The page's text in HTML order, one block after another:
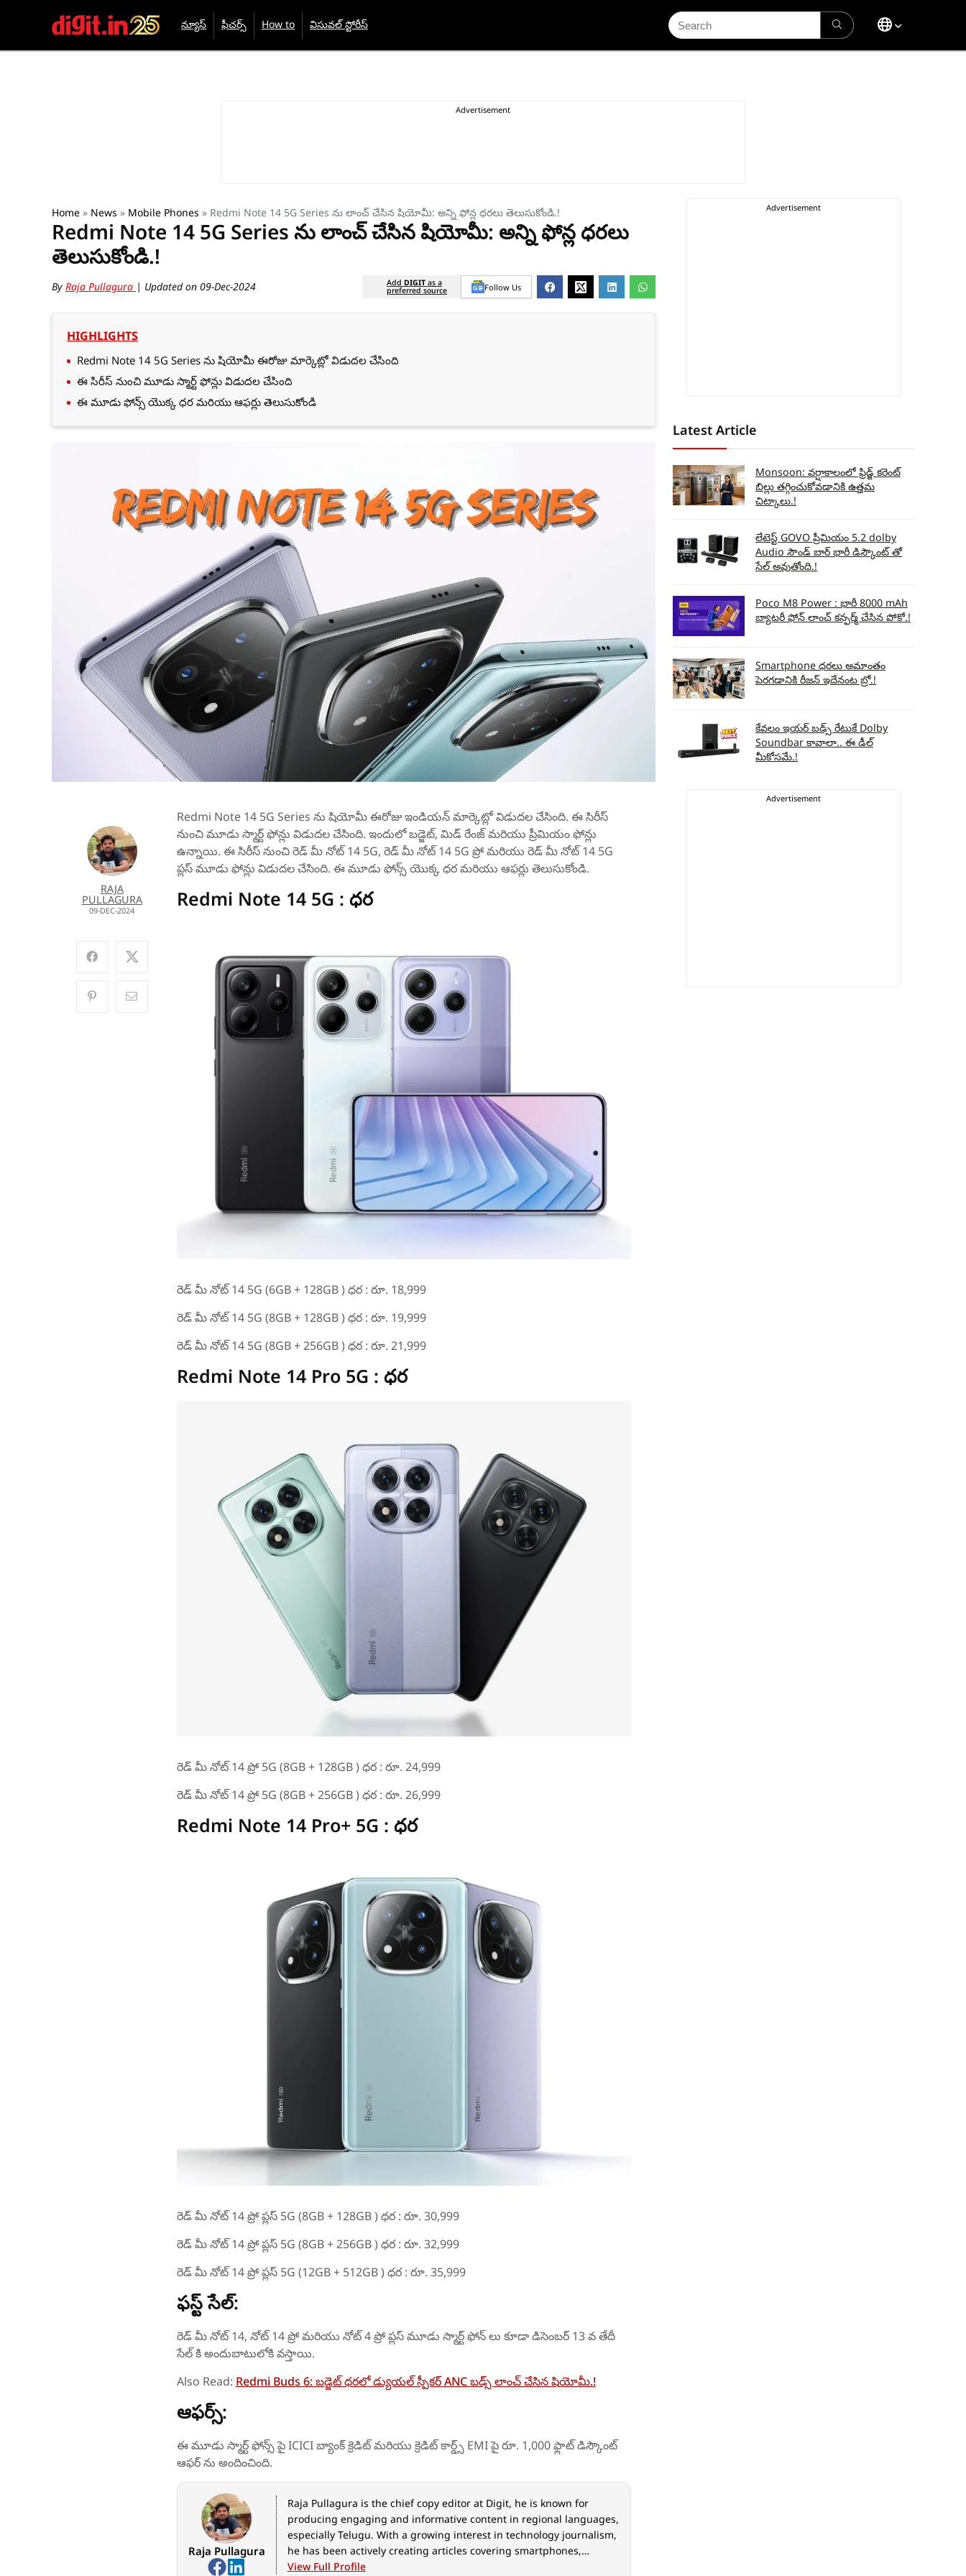
న్యూస్ ఫీచర్స్ How to విసువల్ స్టోరీస్
Search
for:
Home » News » Mobile Phones » Redmi Note 14 5G Series ను లాంచ్ చేసిన షియోమీ: అన్ని ఫోన్ల ధరలు తెలుసుకోండి.!
Redmi Note 14 5G Series ను లాంచ్ చేసిన షియోమీ: అన్ని ఫోన్ల ధరలు
తెలుసుకోండి.!
By Raja Pullagura | Updated on 09-Dec-2024 Add DIGIT as a
preferred source Follow Us
HIGHLIGHTS
Redmi Note 14 5G Series ను షియోమీ ఈరోజు మార్కెట్లో విడుదల చేసింది
ఈ సిరీస్ నుంచి మూడు స్మార్ట్ ఫోన్లు విడుదల చేసింది
ఈ మూడు ఫోన్స్ యొక్క ధర మరియు ఆఫర్లు తెలుసుకోండి
RAJA
PULLAGURA
09-DEC-2024
Redmi Note 14 5G Series ను షియోమీ ఈరోజు ఇండియన్ మార్కెట్లో విడుదల చేసింది. ఈ సిరీస్
నుంచి మూడు స్మార్ట్ ఫోన్లు విడుదల చేసింది. ఇందులో బడ్జెట్, మిడ్ రేంజ్ మరియు ప్రీమియం ఫోన్లు
ఉన్నాయి. ఈ సిరీస్ నుంచి రెడ్ మీ నోట్ 14 5G, రెడ్ మీ నోట్ 14 5G ప్రో మరియు రెడ్ మీ నోట్ 14 5G
ప్లస్ మూడు ఫోన్లు విడుదల చేసింది. ఈ మూడు ఫోన్స్ యొక్క ధర మరియు ఆఫర్లు తెలుసుకోండి.
Redmi Note 14 5G : ధర
రెడ్ మీ నోట్ 14 5G (6GB + 128GB ) ధర : రూ. 18,999
రెడ్ మీ నోట్ 14 5G (8GB + 128GB ) ధర : రూ. 19,999
రెడ్ మీ నోట్ 14 5G (8GB + 256GB ) ధర : రూ. 21,999
Redmi Note 14 Pro 5G : ధర
రెడ్ మీ నోట్ 14 ప్రో 5G (8GB + 128GB ) ధర : రూ. 24,999
రెడ్ మీ నోట్ 14 ప్రో 5G (8GB + 256GB ) ధర : రూ. 26,999
Redmi Note 14 Pro+ 5G : ధర
రెడ్ మీ నోట్ 14 ప్రో ప్లస్ 5G (8GB + 128GB ) ధర : రూ. 30,999
రెడ్ మీ నోట్ 14 ప్రో ప్లస్ 5G (8GB + 256GB ) ధర : రూ. 32,999
రెడ్ మీ నోట్ 14 ప్రో ప్లస్ 5G (12GB + 512GB ) ధర : రూ. 35,999
ఫస్ట్ సేల్:
రెడ్ మీ నోట్ 14, నోట్ 14 ప్రో మరియు నోట్ 4 ప్రో ప్లస్ మూడు స్మార్ట్ ఫోన్ లు కూడా డిసెంబర్ 13 వ తేదీ
సేల్ కి అందుబాటులోకి వస్తాయి.
Also Read: Redmi Buds 6: బడ్జెట్ ధరలో డ్యుయల్ స్పీకర్ ANC బడ్స్ లాంచ్ చేసిన షియోమీ.!
ఆఫర్స్:
ఈ మూడు స్మార్ట్ ఫోన్స్ పై ICICI బ్యాంక్ క్రెడిట్ మరియు క్రెడిట్ కార్డ్స్ EMI పై రూ. 1,000 ఫ్లాట్ డిస్కౌంట్
ఆఫర్ ను అందించింది.
Raja Pullagura
Raja Pullagura is the chief copy editor at Digit, he is known for
producing engaging and informative content in regional languages,
especially Telugu. With a growing interest in technology journalism,
he has been actively creating articles covering smartphones,
gadgets, telecom updates, and trending tech news. He has
View Full Profile
Latest Article
Monsoon: వర్షాకాలంలో ఫ్రిడ్జ్ కరెంట్
బిల్లు తగ్గించుకోవడానికి ఉత్తమ
చిట్కాలు.!
లేటెస్ట్ GOVO ప్రీమియం 5.2 dolby
Audio సౌండ్ బార్ భారీ డిస్కౌంట్ తో
సేల్ అవుతోంది.!
Poco M8 Power : భారీ 8000 mAh
బ్యాటరీ ఫోన్ లాంచ్ కన్ఫర్మ్ చేసిన పోకో.!
Smartphone ధరలు అమాంతం
పెరగడానికి రీజన్ ఇదేనంట బ్రో.!
కేవలం ఇయర్ బడ్స్ రేటుకే Dolby
Soundbar కావాలా.. ఈ డీల్
మీకోసమే.!